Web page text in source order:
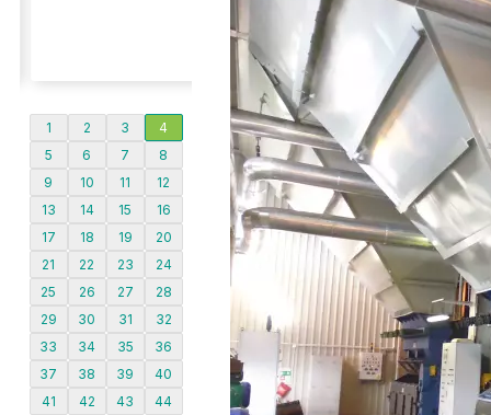
1 2 3
4
5
6 7
8
9
10 11
12
13
14 15
16
17
18 19
20
21
22 23
24
25
26 27
28
29
30 31
32
33
34 35
36
37
38 39
40
41
42 43
44